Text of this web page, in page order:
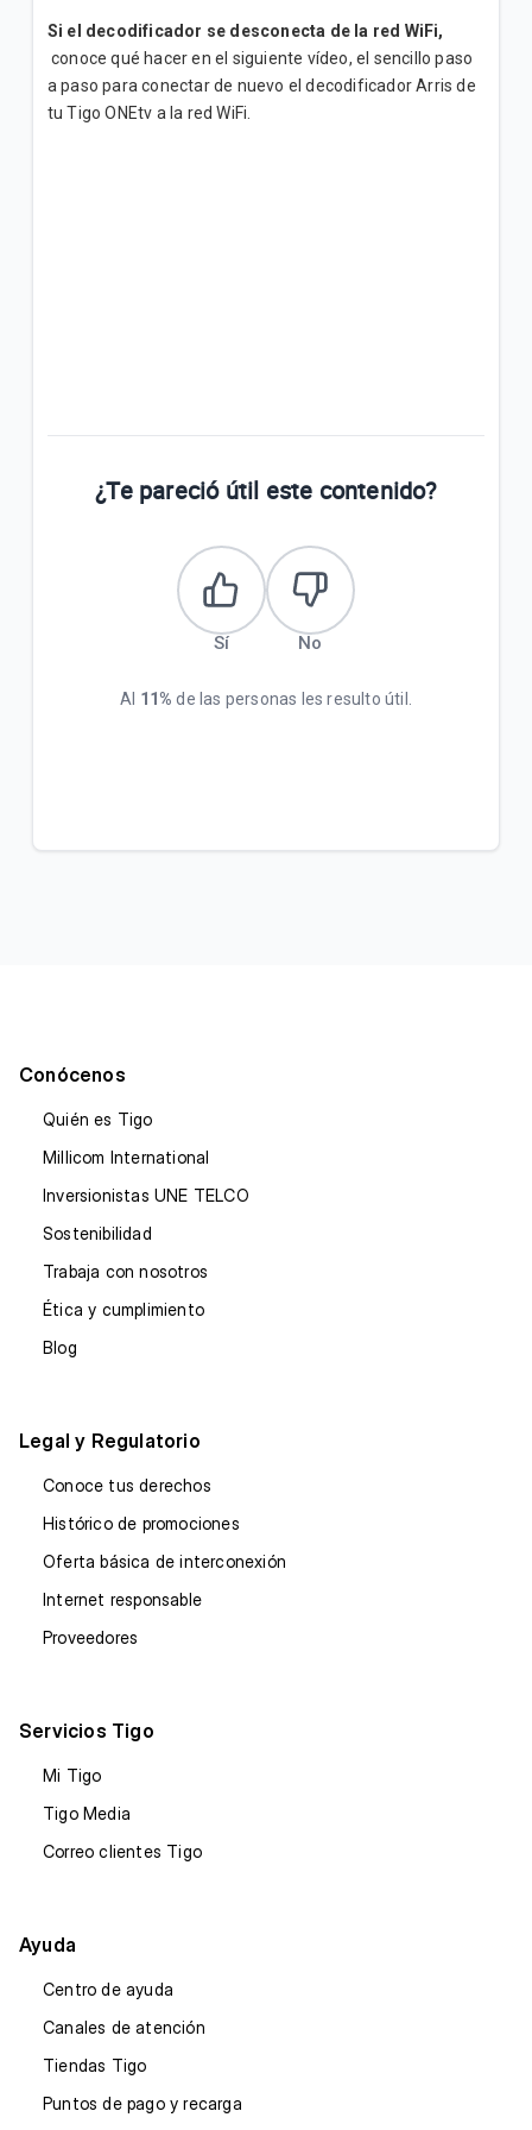
¿Cómo bloquear canales o programas en Televisión
Tigo? | Hogar
¿Cómo configurar mi control Skyworth Tigo? |
Si el decodificador se desconecta de la red WiFi,
conoce qué hacer en el siguiente vídeo, el sencillo paso
a paso para conectar de nuevo el decodificador Arris de
tu Tigo ONEtv a la red WiFi.
¿Te pareció útil este contenido?
Sí No
Al 11% de las personas les resulto útil.
Conócenos
Quién es Tigo
Millicom International
Inversionistas UNE TELCO
Sostenibilidad
Trabaja con nosotros
Ética y cumplimiento
Blog
Legal y Regulatorio
Conoce tus derechos
Histórico de promociones
Oferta básica de interconexión
Internet responsable
Proveedores
Servicios Tigo
Mi Tigo
Tigo Media
Correo clientes Tigo
Ayuda
Centro de ayuda
Canales de atención
Tiendas Tigo
Puntos de pago y recarga